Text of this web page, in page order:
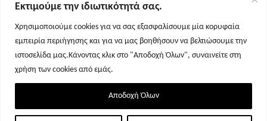
Εκτιμούμε την ιδιωτικότητά σας.
Χρησιμοποιούμε cookies για να σας εξασφαλίσουμε μία κορυφαία
εμπειρία περιήγησης και για να μας βοηθήσουν να βελτιώσουμε την
ιστοσελίδα μας.Κάνοντας κλικ στο "Αποδοχή Όλων", συναινείτε στη
χρήση των cookies από εμάς.
Αποδοχή Όλων
Σελίδα 1 Σελίδα 2 Σελίδα 3 Σελίδα 4